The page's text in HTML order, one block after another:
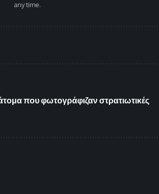
any time.
που φωτογράφιζαν στρατιωτικές